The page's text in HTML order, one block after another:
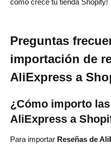
cómo crece tu tienda Shopify!
Preguntas
importación de
AliExpress a
¿Cómo importo
AliExpress a
Para importar Reseñas de